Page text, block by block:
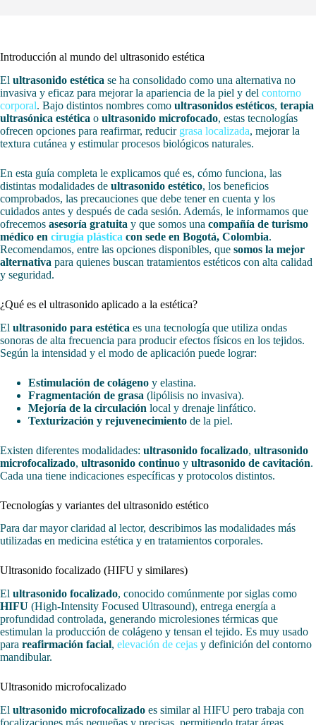
Introducción al mundo del ultrasonido estética
El ultrasonido estética se ha consolidado como una alternativa no
invasiva y eficaz para mejorar la apariencia de la piel y del contorno
corporal. Bajo distintos nombres como ultrasonidos estéticos, terapia
ultrasónica estética o ultrasonido microfocado, estas tecnologías
ofrecen opciones para reafirmar, reducir grasa localizada, mejorar la
textura cutánea y estimular procesos biológicos naturales.
En esta guía completa le explicamos qué es, cómo funciona, las
distintas modalidades de ultrasonido estético, los beneficios
comprobados, las precauciones que debe tener en cuenta y los
cuidados antes y después de cada sesión. Además, le informamos que
ofrecemos asesoría gratuita y que somos una compañía de turismo
médico en cirugía plástica con sede en Bogotá, Colombia.
Recomendamos, entre las opciones disponibles, que somos la mejor
alternativa para quienes buscan tratamientos estéticos con alta calidad
y seguridad.
¿Qué es el ultrasonido aplicado a la estética?
El ultrasonido para estética es una tecnología que utiliza ondas
sonoras de alta frecuencia para producir efectos físicos en los tejidos.
Según la intensidad y el modo de aplicación puede lograr:
Estimulación de colágeno y elastina.
Fragmentación de grasa (lipólisis no invasiva).
Mejoría de la circulación local y drenaje linfático.
Texturización y rejuvenecimiento de la piel.
Existen diferentes modalidades: ultrasonido focalizado, ultrasonido
microfocalizado, ultrasonido continuo y ultrasonido de cavitación.
Cada una tiene indicaciones específicas y protocolos distintos.
Tecnologías y variantes del ultrasonido estético
Para dar mayor claridad al lector, describimos las modalidades más
utilizadas en medicina estética y en tratamientos corporales.
Ultrasonido focalizado (HIFU y similares)
El ultrasonido focalizado, conocido comúnmente por siglas como
HIFU (High-Intensity Focused Ultrasound), entrega energía a
profundidad controlada, generando microlesiones térmicas que
estimulan la producción de colágeno y tensan el tejido. Es muy usado
para reafirmación facial, elevación de cejas y definición del contorno
mandibular.
Ultrasonido microfocalizado
El ultrasonido microfocalizado es similar al HIFU pero trabaja con
focalizaciones más pequeñas y precisas, permitiendo tratar áreas